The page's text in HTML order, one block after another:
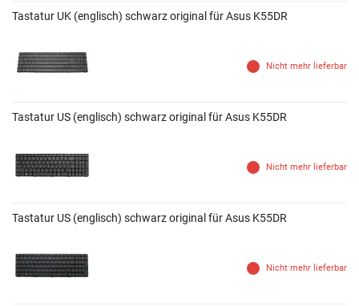
Tastatur UK (englisch) schwarz original für Asus K55DR
Nicht mehr lieferbar
Tastatur US (englisch) schwarz original für Asus K55DR
Nicht mehr lieferbar
Tastatur US (englisch) schwarz original für Asus K55DR
Nicht mehr lieferbar